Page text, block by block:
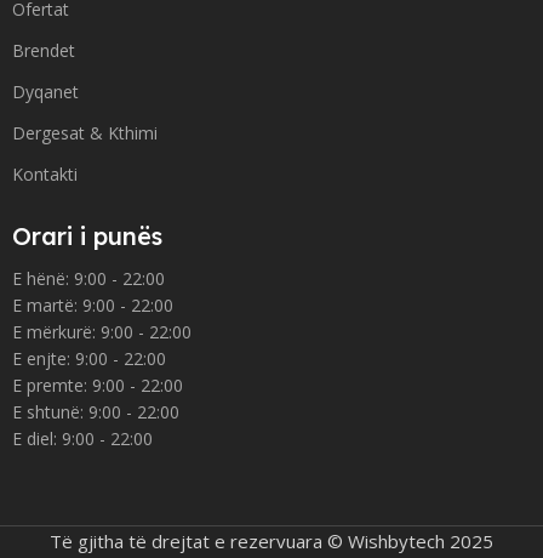
Ofertat
Brendet
Dyqanet
Dergesat & Kthimi
Kontakti
Orari i punës
E hënë: 9:00 - 22:00
E martë: 9:00 - 22:00
E mërkurë: 9:00 - 22:00
E enjte: 9:00 - 22:00
E premte: 9:00 - 22:00
E shtunë: 9:00 - 22:00
E diel: 9:00 - 22:00
Të gjitha të drejtat e rezervuara © Wishbytech 2025